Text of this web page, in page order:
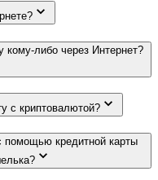
кому-либо через Интернет?
с криптовалютой?
помощью кредитной карты